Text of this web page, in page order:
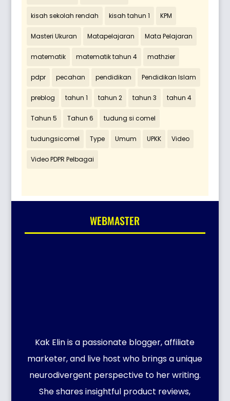
kisah sekolah rendah kisah tahun 1 KPM
Masteri Ukuran Matapelajaran Mata Pelajaran
matematik matematik tahun 4 mathzier
pdpr pecahan pendidikan Pendidikan Islam
preblog tahun 1 tahun 2 tahun 3 tahun 4
Tahun 5 Tahun 6 tudung si comel
tudungsicomel Type Umum UPKK Video
Video PDPR Pelbagai
WEBMASTER
Kak Elin is a passionate blogger, affiliate
marketer, and live host who brings a unique
neurodivergent perspective to her writing.
She shares insightful product reviews,